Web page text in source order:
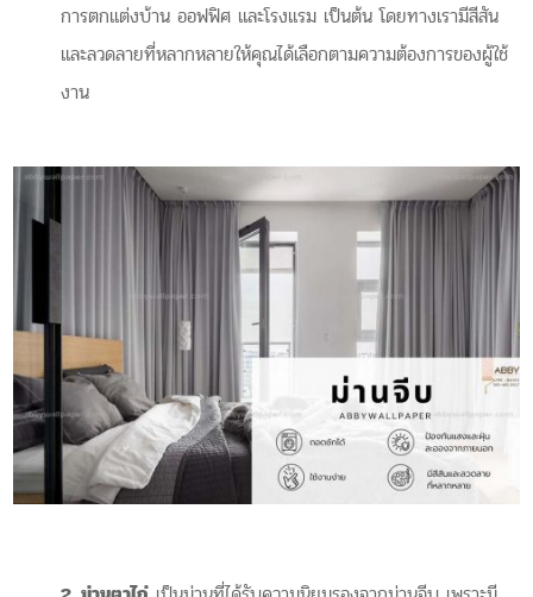
การตกแต่งบ้าน ออฟฟิศ และโรงแรม เป็นต้น โดยทางเรามีสีสัน
และลวดลายที่หลากหลายให้คุณได้เลือกตามความต้องการของผู้ใช้
งาน